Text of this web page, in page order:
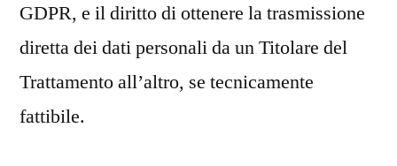
GDPR, e il diritto di ottenere la trasmissione
diretta dei dati personali da un Titolare del
Trattamento all’altro, se tecnicamente
fattibile.